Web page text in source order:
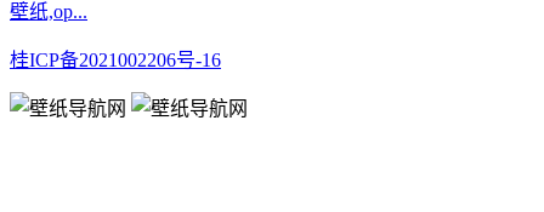
壁纸,op...
桂ICP备2021002206号-16